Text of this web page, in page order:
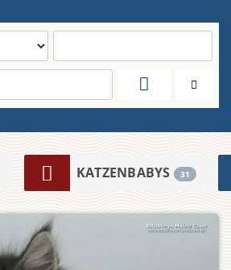
SUCHEN
KATZENBABYS 31